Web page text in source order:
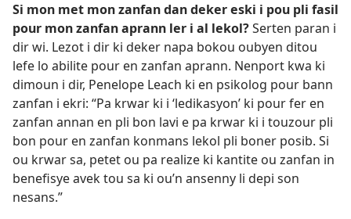
Si mon met mon zanfan dan deker eski i pou pli fasil
pour mon zanfan aprann ler i al lekol?Serten paran i
dir wi. Lezot i dir ki deker napa bokou oubyen ditou
lefe lo abilite pour en zanfan aprann. Nenport kwa ki
dimoun i dir, Penelope Leach ki en psikolog pour bann
zanfan i ekri: “Pa krwar ki i ‘ledikasyon’ ki pour fer en
zanfan annan en pli bon lavi e pa krwar ki i touzour pli
bon pour en zanfan konmans lekol pli boner posib. Si
ou krwar sa, petet ou pa realize ki kantite ou zanfan in
benefisye avek tou sa ki ou’n ansenny li depi son
nesans.”